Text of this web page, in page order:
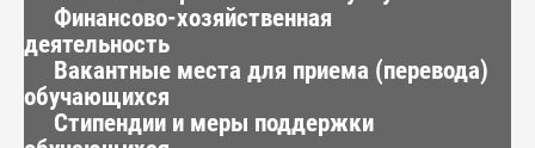
Финансово-хозяйственная
деятельность
Вакантные места для приема (перевода)
обучающихся
Стипендии и меры поддержки